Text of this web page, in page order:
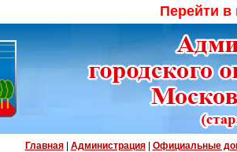
Перейти
Главная| Администрация| Официальные